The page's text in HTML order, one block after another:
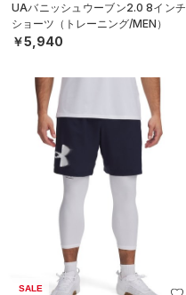
UAバニッシュウーブン2.0 8インチ
ショーツ（トレーニング/MEN）
￥5,940
SALE